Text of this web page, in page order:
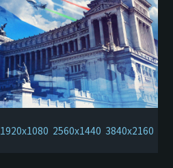
1920x1080 2560x1440 3840x2160